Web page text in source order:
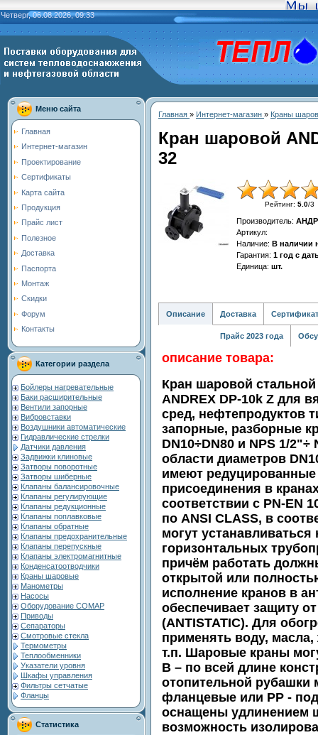
Четверг, 06.08.2026, 09:33
Меню сайта
Главная
Интернет-магазин
Проектирование
Сертификаты
Карта сайта
Продукция
Прайс лист
Полезное
Доставка
Паспорта
Монтаж
Скидки
Форум
Контакты
Категории раздела
Бойлеры нагревательные
Баки расширительные
Вентили запорные
Вибровставки
Воздушники автоматические
Гидравлические стрелки
Датчики давления
Задвижки клиновые
Затворы поворотные
Затворы шиберные
Клапаны балансировочные
Клапаны регулирующие
Клапаны редукционные
Клапаны поплавковые
Клапаны обратные
Клапаны предохранительные
Клапаны перепускные
Клапаны электромагнитные
Конденсатоотводчики
Краны шаровые
Манометры
Насосы
Оборудование COMAP
Приводы
Сепараторы
Смотровые стекла
Термометры
Теплообменники
Указатели уровня
Шкафы управления
Фильтры сетчатые
Фланцы
Статистика
Главная » Интернет-магазин » Краны
Кран шаровой
32
Рейтинг: 5.0/3
Производитель:
Артикул:
Наличие: В наличии
Гарантия: 1 год с
Единица: шт.
Описание Доставка Сертификат
Прайс 2023 года
описание товара:
Кран шаровой
ANDREX DP-10k Z для
сред, нефтепродуктов
запорные, разборные
DN10÷DN80 и NPS 1/
области диаметров
имеют
присоединения в
соответствии с PN-EN
по ANSI CLASS, в
могут
горизонтальных
причём работать
открытой или
исполнение кранов в
обеспечивает защиту
(ANTISTATIC). Для
применять воду,
т.п. Шаровые краны
B – по всей длине
отопительной рубашки
фланцевые или PP -
оснащены удлинением
возможность